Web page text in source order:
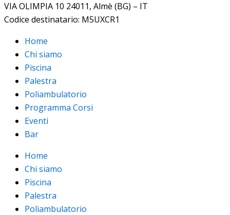
VIA OLIMPIA 10 24011, Almè (BG) – IT
Codice destinatario: M5UXCR1
Home
Chi siamo
Piscina
Palestra
Poliambulatorio
Programma Corsi
Eventi
Bar
Home
Chi siamo
Piscina
Palestra
Poliambulatorio